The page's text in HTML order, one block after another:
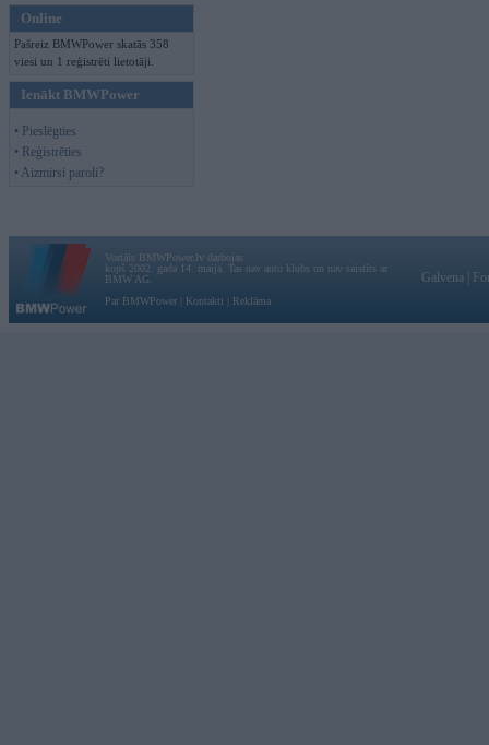
Online
Pašreiz BMWPower skatās 358
viesi un 1 reģistrēti lietotāji.
Ienākt BMWPower
• Pieslēgties
• Reģistrēties
• Aizmirsi paroli?
Vortāls BMWPower.lv darbojas
kopš 2002. gada 14. maija. Tas nav auto klubs un nav saistīts ar
BMW AG.
Par BMWPower
Kontakti Reklāma
Galvena